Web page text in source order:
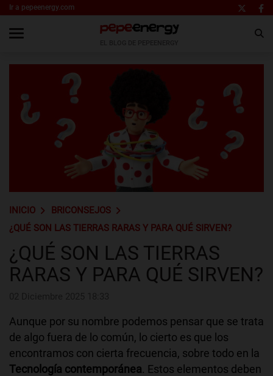
Ir a pepeenergy.com
INICIO
BRICONSEJOS
¿QUÉ SON LAS TIERRAS RARAS Y PARA QUÉ SIRVEN?
¿QUÉ SON LAS TIERRAS
RARAS Y PARA QUÉ SIRVEN?
Aunque por su nombre podemos pensar que se trata
de algo fuera de lo común, lo cierto es que los
encontramos con cierta frecuencia, sobre todo en la
Tecnología contemporánea. Estos elementos deben